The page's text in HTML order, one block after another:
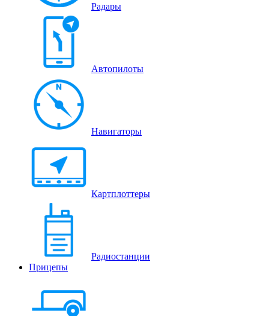
Радары
Автопилоты
Навигаторы
Картплоттеры
Радиостанции
Прицепы